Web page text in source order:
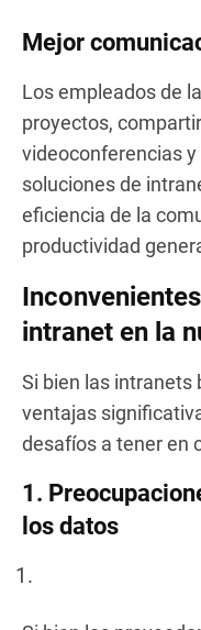
Mejor
Los empleados de
proyectos,
videoconferencias
soluciones de
eficiencia de la
productividad
intranet en la
Si bien las intranets
ventajas
desafíos a tener en
1.
los datos